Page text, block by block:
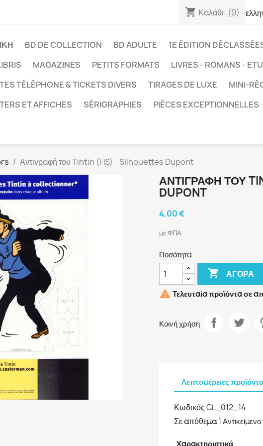
shopping_cart Καλάθι: (0)
BD DE COLLECTION BD ADULTE 1E ÉDITION
MAGAZINES PETITS FORMATS LIVRES - ROMANS -
TÉLÉPHONE & TICKETS DIVERS
TIRAGES DE LUXE
MINI-
ET AFFICHES
SÉRIGRAPHIES PIÈCES EXCEPTIONNELLES
Αντιγραφή του Tintin (HS) - Silhouettes Dupont
ΑΝΤΙΓΡΑΦΉ ΤΟΥ
DUPONT
4,00 €
με ΦΠΑ
Ποσότητα
 ΑΓΟΡΆ
 Τελευταία προϊόντα σε
Κοινή χρήση
Λεπτομέρειες
ΚωδικόςCL_012_14
Σε απόθεμα1 Αντικείμενο
Χαρακτηριστικά